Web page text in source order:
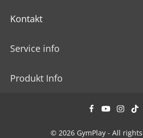
Kontakt
Service info
Produkt Info
© 2026 GymPlay - All